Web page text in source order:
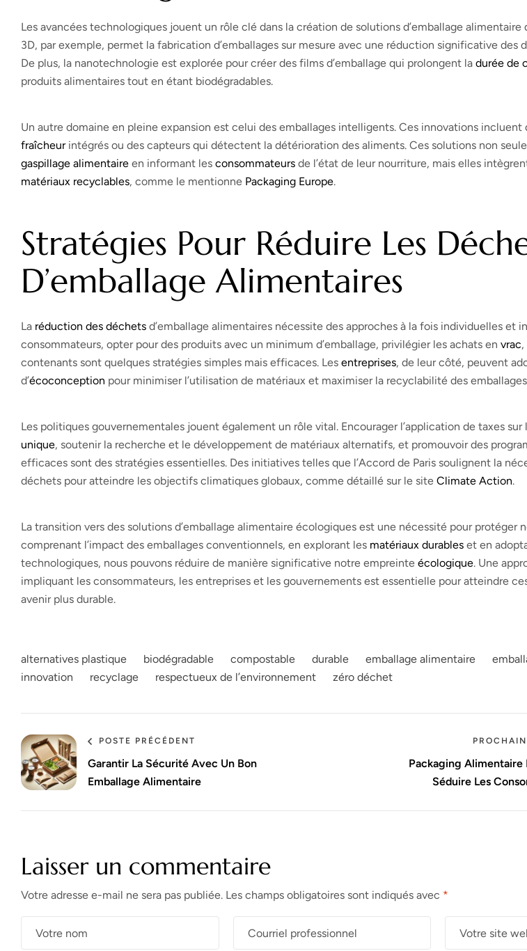
Les avancées technologiques jouent un rôle clé dans la création de solutions d’emballage alimentaire
3D, par exemple, permet la fabrication d’emballages sur mesure avec une réduction significative des
De plus, la nanotechnologie est explorée pour créer des films d’emballage qui prolongent la durée de
produits alimentaires tout en étant biodégradables.
Un autre domaine en pleine expansion est celui des emballages intelligents. Ces innovations incluent
fraîcheurintégrés ou des capteurs qui détectent la détérioration des aliments. Ces solutions non
gaspillage alimentaire en informant les consommateurs de l’état de leur nourriture, mais elles
matériaux recyclables, comme le mentionne Packaging Europe.
Stratégies Pour Réduire Les
D’emballage Alimentaires
La réduction des déchets d’emballage alimentaires nécessite des approches à la fois individuelles et
consommateurs, opter pour des produits avec un minimum d’emballage, privilégier les achats en vrac
contenants sont quelques stratégies simples mais efficaces. Les entreprises, de leur côté, peuvent
d’écoconception pour minimiser l’utilisation de matériaux et maximiser la recyclabilité des
Les politiques gouvernementales jouent également un rôle vital. Encourager l’application de taxes sur
unique, soutenir la recherche et le développement de matériaux alternatifs, et promouvoir des
efficaces sont des stratégies essentielles. Des initiatives telles que l’Accord de Paris soulignent la
déchets pour atteindre les objectifs climatiques globaux, comme détaillé sur le site Climate Action.
La transition vers des solutions d’emballage alimentaire écologiques est une nécessité pour protéger
comprenant l’impact des emballages conventionnels, en explorant les matériaux durables et en
technologiques, nous pouvons réduire de manière significative notre empreinte écologique. Une
impliquant les consommateurs, les entreprises et les gouvernements est essentielle pour atteindre
avenir plus durable.
alternatives plastique biodégradable compostable durable emballage alimentaire
innovation
recyclage respectueux de l’environnement zéro déchet
POSTE PRÉCÉDENT
Garantir La Sécurité Avec Un Bon
Emballage Alimentaire
Packaging Alimentaire
Séduire Les
Laisser un commentaire
Votre adresse e-mail ne sera pas publiée. Les champs obligatoires sont indiqués avec *